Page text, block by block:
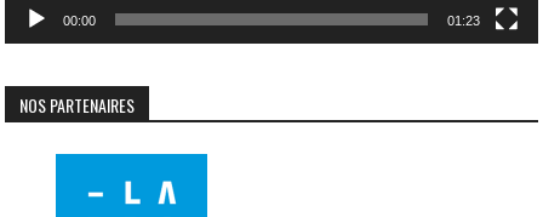
00:00 01:23
NOS PARTENAIRES